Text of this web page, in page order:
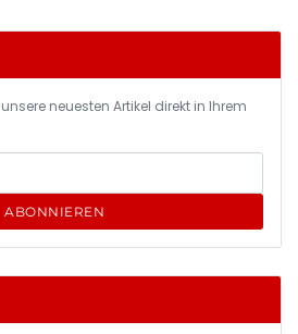
neuesten Artikel direkt in Ihrem
ABONNIEREN